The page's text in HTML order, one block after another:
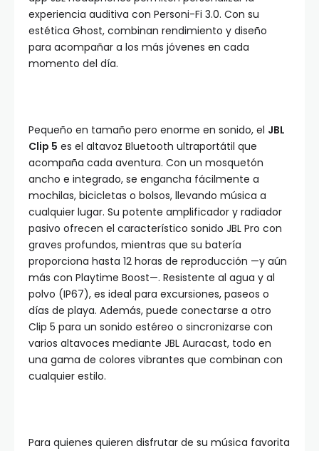
experiencia auditiva con Personi-Fi 3.0. Con su
estética Ghost, combinan rendimiento y diseño
para acompañar a los más jóvenes en cada
momento del día.
Pequeño en tamaño pero enorme en sonido, el JBL
Clip 5 es el altavoz Bluetooth ultraportátil que
acompaña cada aventura. Con un mosquetón
ancho e integrado, se engancha fácilmente a
mochilas, bicicletas o bolsos, llevando música a
cualquier lugar. Su potente amplificador y radiador
pasivo ofrecen el característico sonido JBL Pro con
graves profundos, mientras que su batería
proporciona hasta 12 horas de reproducción —y aún
más con Playtime Boost—. Resistente al agua y al
polvo (IP67), es ideal para excursiones, paseos o
días de playa. Además, puede conectarse a otro
Clip 5 para un sonido estéreo o sincronizarse con
varios altavoces mediante JBL Auracast, todo en
una gama de colores vibrantes que combinan con
cualquier estilo.
Para quienes quieren disfrutar de su música favorita